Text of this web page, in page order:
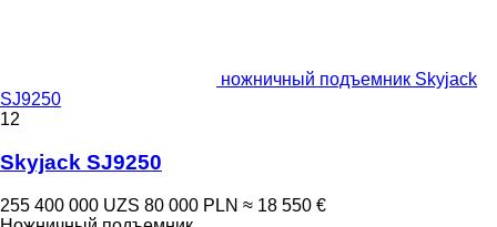
ножничный подъемник Skyjack
SJ9250
12
Skyjack SJ9250
255 400 000 UZS 80 000 PLN ≈ 18 550 €